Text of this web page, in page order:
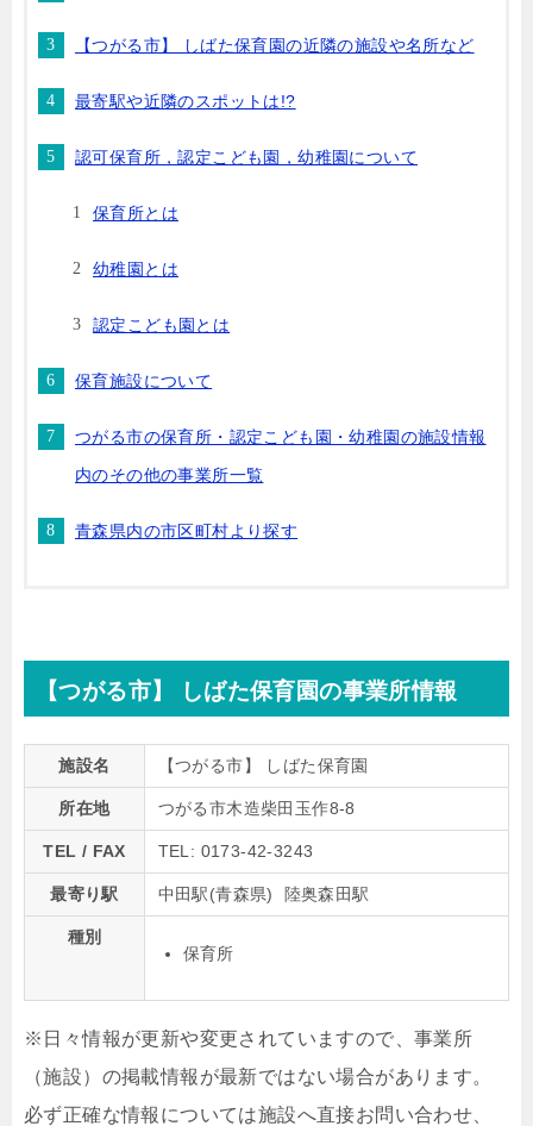
【つがる市】 しばた保育園の近隣の施設や名所など
最寄駅や近隣のスポットは!?
認可保育所，認定こども園，幼稚園について
保育所とは
幼稚園とは
認定こども園とは
保育施設について
つがる市の保育所・認定こども園・幼稚園の施設情報
内のその他の事業所一覧
青森県内の市区町村より探す
【つがる市】 しばた保育園の事業所情報
施設名 【つがる市】 しばた保育園
所在地 つがる市木造柴田玉作8-8
TEL / FAX TEL: 0173-42-3243
最寄り駅 中田駅(青森県) 陸奥森田駅
種別
保育所
※日々情報が更新や変更されていますので、事業所
（施設）の掲載情報が最新ではない場合があります。
必ず正確な情報については施設へ直接お問い合わせ、